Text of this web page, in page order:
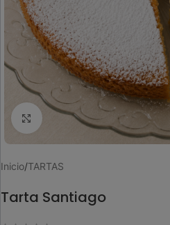
Ampliar imagen
Inicio/TARTAS
Tarta Santiago